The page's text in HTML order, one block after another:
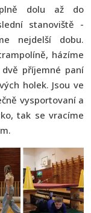
dolu až do
stanoviště -
nejdelší dobu.
házíme
příjemné paní
holek. Jsou ve
vysportovaní a
tak se vracíme